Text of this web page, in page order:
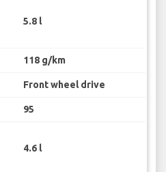
5.8 l
118 g/km
Front wheel drive
95
4.6 l